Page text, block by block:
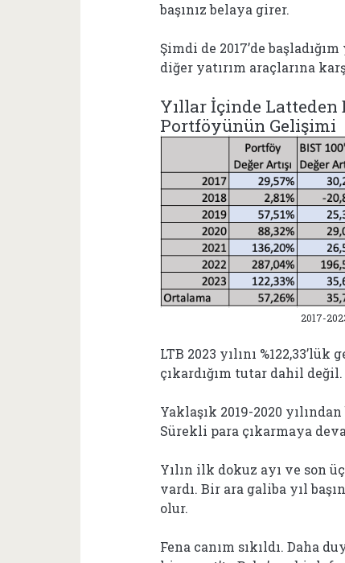
başınız belaya girer.
Şimdi de 2017’de
diğer yatırım araçlarına
Yıllar İçinde
Portföyünün Gelişimi
2017-
LTB 2023 yılını
çıkardığım tutar dahil
Yaklaşık 2019-2020
Sürekli para çıkarmaya
Yılın ilk dokuz ayı ve son
vardı. Bir ara galiba yıl
olur.
Fena canım sıkıldı. Daha